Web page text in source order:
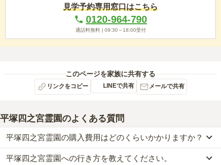
見学予約専用窓口はこちら
0120-964-790
通話料無料 | 09:30～18:00受付
このページを家族に共有する
リンクをコピー LINEで共有 メールで共有
平塚四之宮霊園のよくある質問
平塚四之宮霊園の購入費用はどのくらいかかりますか？
平塚四之宮霊園では、一般墓が約105.9万円から、永代供養墓が約
平塚四之宮霊園への行き方を教えてください。